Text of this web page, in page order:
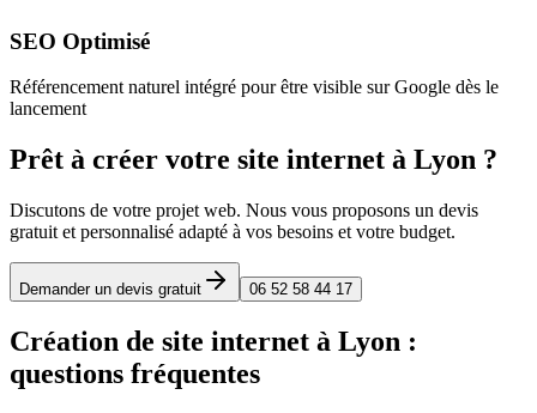
SEO Optimisé
Référencement naturel intégré pour être visible sur Google dès le
lancement
Prêt à créer votre site internet à Lyon ?
Discutons de votre projet web. Nous vous proposons un devis
gratuit et personnalisé adapté à vos besoins et votre budget.
Demander un devis gratuit 06 52 58 44 17
Création de site internet à Lyon :
questions fréquentes